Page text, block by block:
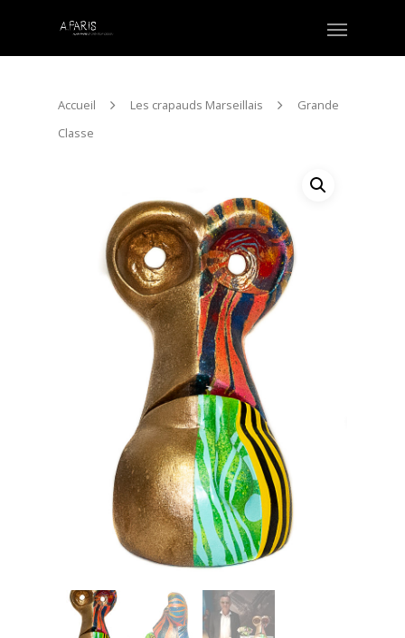
Accueil Les crapauds Marseillais
Grande
Classe